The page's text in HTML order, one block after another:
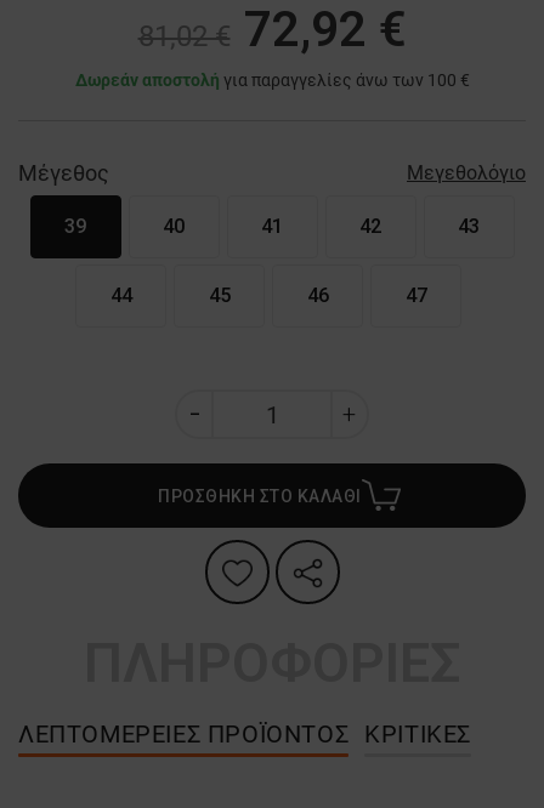
81,02 € 72,92 €
Δωρεάν αποστολή για παραγγελίες άνω των 100 €
Μέγεθος Μεγεθολόγιο
39 40 41 42 43
44 45 46 47
ΠΡΟΣΘΗΚΗ ΣΤΟ ΚΑΛΑΘΙ
ΛΕΠΤΟΜΈΡΕΙΕΣ ΠΡΟΪΌΝΤΟΣ ΚΡΙΤΙΚΈΣ